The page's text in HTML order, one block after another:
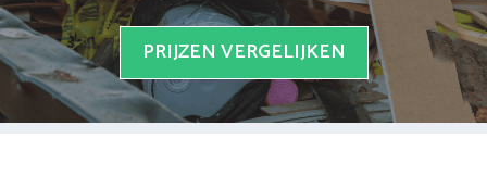
PRIJZEN VERGELIJKEN